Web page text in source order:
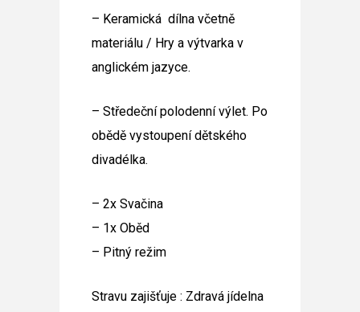
– Keramická dílna včetně
materiálu / Hry a výtvarka v
anglickém jazyce.
– Středeční polodenní výlet. Po
obědě vystoupení dětského
divadélka.
– 2x Svačina
– 1x Oběd
– Pitný režim
Stravu zajišťuje : Zdravá jídelna